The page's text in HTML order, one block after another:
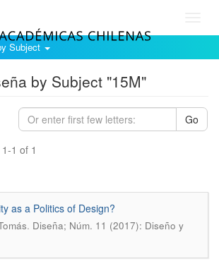
Subject
by Subject "15M"
Go
1 of 1
as a Politics of Design?
. Diseña; Núm. 11 (2017): Diseño y